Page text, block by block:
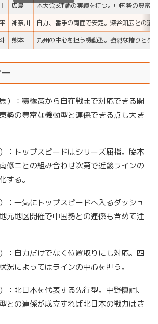
広島
本大会3連覇の実績を持つ。中国勢の豊富
神奈川
自力、番手の両面で安定。深谷知広との連
熊本 九州の中心を担う機動型。強烈な捲りとダ
馬）：積極策から自在戦まで対応できる関
勢の豊富な機動型と連係できる点も大き
：トップスピードはシリーズ屈指。脇本
修二との組み合わせ次第で近畿ラインの
する。
）：一気にトップスピードへ入るダッシュ
元地区開催で中国勢との連係も含めて注
）：自力だけでなく位置取りにも対応。四
況によってはラインの中心を担う。
：北日本を代表する先行型。中野慎詞、
との連係が成立すれば北日本の戦力はさ